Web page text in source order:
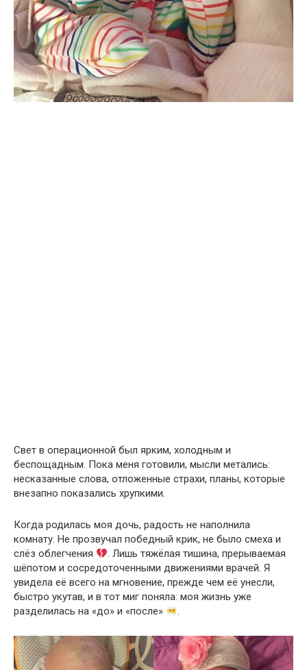
Свет в операционной был ярким, холодным и
беспощадным. Пока меня готовили, мысли метались:
несказанные слова, отложенные страхи, планы, которые
внезапно показались хрупкими.
Когда родилась моя дочь, радость не наполнила
комнату. Не прозвучал победный крик, не было смеха и
слёз облегчения
. Лишь тяжёлая тишина, прерываемая
шёпотом и сосредоточенными движениями врачей. Я
увидела её всего на мгновение, прежде чем её унесли,
быстро укутав, и в тот миг поняла: моя жизнь уже
разделилась на «до» и «после»
.